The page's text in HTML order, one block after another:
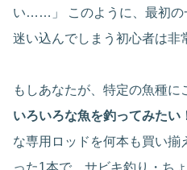
い……」 このように、最初の
迷い込んでしまう初心者は非
もしあなたが、特定の魚種に
いろいろな魚を釣ってみたい
な専用ロッドを何本も買い揃
った1本で、サビキ釣り・ち